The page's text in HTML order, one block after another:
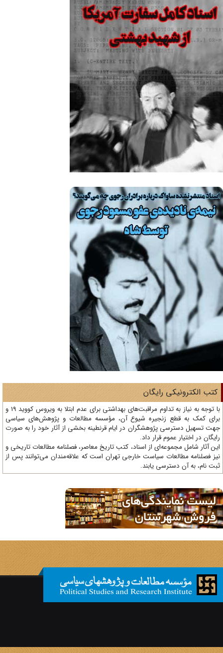
الکترونیکی رایگان
با توجه به نیاز به تداوم مراقبت‌های بهداشتی برای عدم ابتلا به ویروس کووید 19 و
کمک به قطع زنجیره شیوع آن، مؤسسه مطالعات و پژوهش‌های سیاسی
تسهیل دسترسی پژوهشگران در ایام قرنطینه بخشی از آثار خود را به صورت
در اختیار عموم قرار داد.
آثار شامل مجموعه‌ای از اسناد، کتب تاریخ معاصر، فصلنامه‌ مطالعات تاریخی و
فصلنامه مطالعات سیاست خارجی تهران است که علاقه‌مندان می‌توانند پس از
نام، به آن دسترسی یابند.